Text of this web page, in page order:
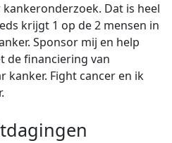
Dat is heel
krijgt 1 op de 2 mensen in
Sponsor mij en help
de financiering van
kanker. Fight cancer en ik